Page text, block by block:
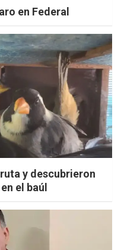
en Federal
y descubrieron
el baúl